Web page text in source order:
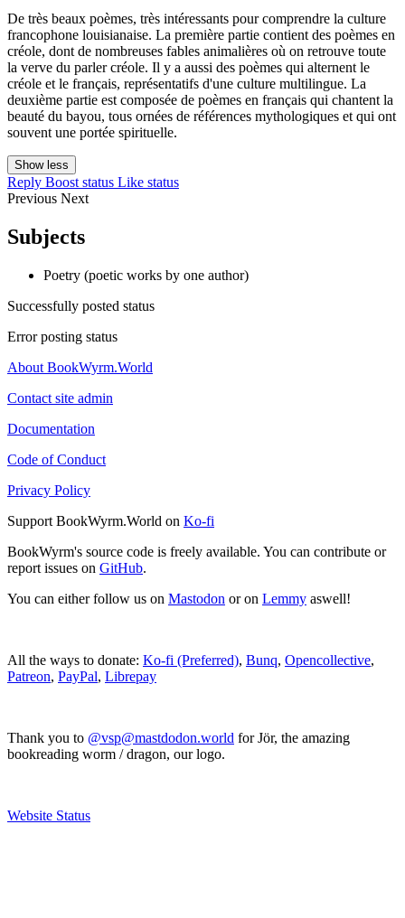
De très beaux poèmes, très intéressants pour comprendre la culture
francophone louisianaise. La première partie contient des poèmes en
créole, dont de nombreuses fables animalières où on retrouve toute
la verve du parler créole. Il y a aussi des poèmes qui alternent le
créole et le français, représentatifs d'une culture multilingue. La
deuxième partie est composée de poèmes en français qui chantent la
beauté du bayou, tous ornées de références mythologiques et qui ont
souvent une portée spirituelle.
Show less
Reply Boost status Like status
Previous Next
Subjects
Poetry (poetic works by one author)
Successfully posted status
Error posting status
About BookWyrm.World
Contact site admin
Documentation
Code of Conduct
Privacy Policy
Support BookWyrm.World on Ko-fi
BookWyrm's source code is freely available. You can contribute or
report issues on GitHub.
You can either follow us on Mastodon or on Lemmy aswell!
All the ways to donate: Ko-fi (Preferred), Bunq, Opencollective,
Patreon, PayPal, Librepay
Thank you to @vsp@mastdodon.world for Jör, the amazing
bookreading worm / dragon, our logo.
Website Status